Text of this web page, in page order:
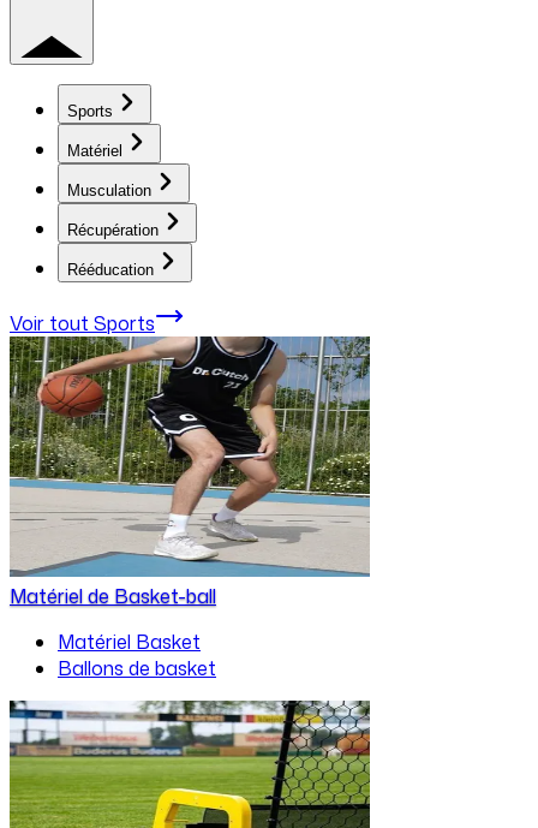
Sports
Matériel
Musculation
Récupération
Rééducation
Voir tout Sports
Matériel de Basket-ball
Matériel Basket
Ballons de basket